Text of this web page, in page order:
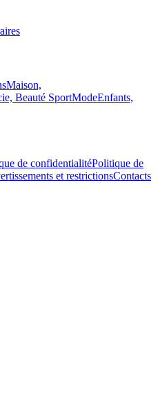
Maison,
Beauté SportModeEnfants,
de confidentialitéPolitique de
et restrictionsContacts